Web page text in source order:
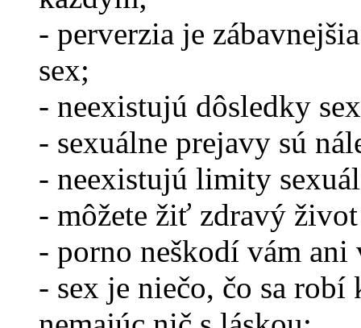
- perverzia je
sex;
- neexistujú dôsledky
- sexuálne prejavy sú
- neexistujú limity
- môžete žiť zdravý
- porno neškodí vám ani
- sex je niečo, čo sa